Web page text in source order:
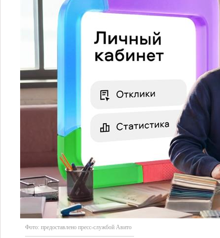
Фото: предоставлено пресс-службой Авито